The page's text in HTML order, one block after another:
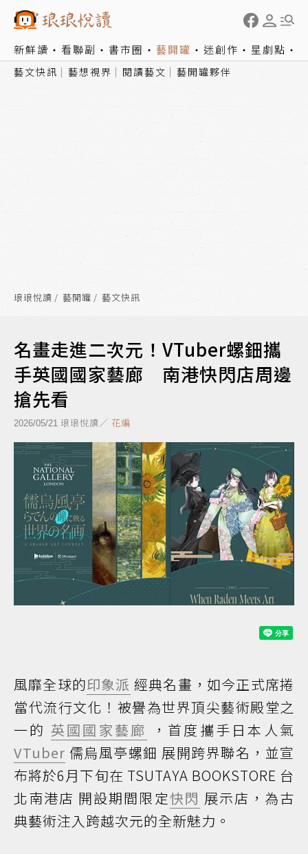
新鮮讀 看聯副 書市圈 藝開罐 迷創作 星劇點
藝文快訊 藝想視界 閱讀藝文 藝開罐夥伴
琅琅悅讀 藝開罐 藝文快訊
名畫走進二次元！VTuber螺鈿攜
手英國國家藝廊 南港快閃店周邊
搶先看
2026/05/21 琅琅悅讀／ 花編
風靡全球的印象派 經典名畫，如今正式席捲
當代流行文化！被譽為世界頂尖藝術殿堂之
一的 英國國家藝廊
，首度攜手日本人氣
VTuber 儒烏風亭螺鈿 展開跨界聯名，並宣
布將於6月下旬在 TSUTAYA BOOKSTORE 台
北南港店 開設期間限定快閃 展示店，為古
典藝術注入跨越次元的全新魅力。